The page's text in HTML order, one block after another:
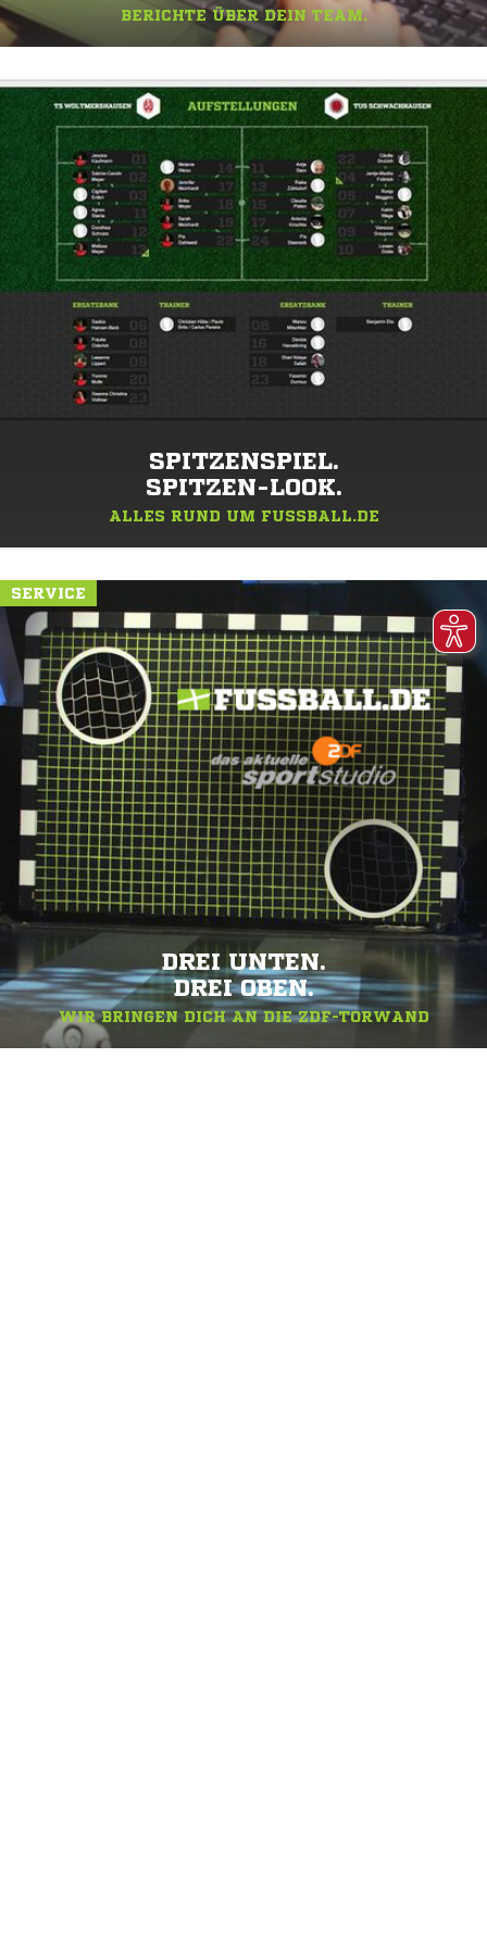
BERICHTE ÜBER DEIN TEAM.
SPITZENSPIEL.
SPITZEN-LOOK.
ALLES RUND UM FUSSBALL.DE
SERVICE
DREI UNTEN.
DREI OBEN.
WIR BRINGEN DICH AN DIE ZDF-TORWAND